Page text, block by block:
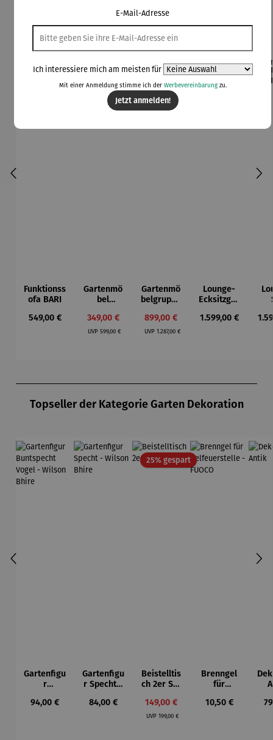
Kunden kauften auch
Funktionss
ofa BARI
Regulärer Preis:
549,00 €
Derzeit vergriffen
42% gespartRabatt
Gartenmö
bel
Set aus
Eukalyptu
Verkaufspreis:
349,00 €
UVPRegulärer Preis:
599,00 €
30% gespartRabatt
Gartenmö
belgruppe
Teakholz |
Bank &
Verkaufspreis:
899,00 €
UVP Regulärer Preis:
1.287,00 €
Lounge-
Ecksitzgru
TULUM
Regulärer Preis:
1.599,00 €
Topseller der Kategorie Garten Dekoration
Gartenfigu
r
t Vogel -
Regulärer Preis:
94,00 €
Gartenfigu
r Specht -
Bhire
Regulärer Preis:
84,00 €
25% gespartRabatt
Beistelltis
ch 2er Set
Verkaufspreis:
149,00 €
UVP Regulärer Preis:
199,00 €
Brenngel
für
elle -
Regulärer Preis:
10,50 €
E-Mail-Adresse
Ich interessiere mich am meisten für
Mit einer Anmeldung stimme ich der Werbevereinbarungzu.
Jetzt anmelden!